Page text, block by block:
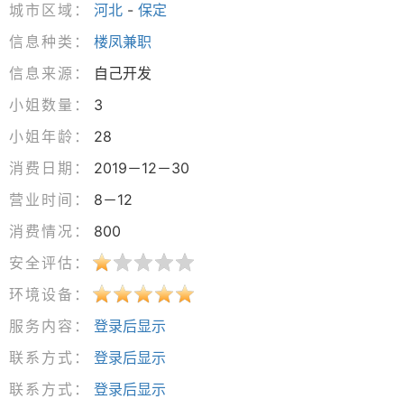
城市区域： 河北 - 保定
信息种类：
楼凤兼职
信息来源：
自己开发
小姐数量：
3
小姐年龄：
28
消费日期：
2019－12－30
营业时间：
8－12
消费情况：
800
安全评估：
环境设备：
服务内容：
登录后显示
联系方式：
登录后显示
联系方式：
登录后显示